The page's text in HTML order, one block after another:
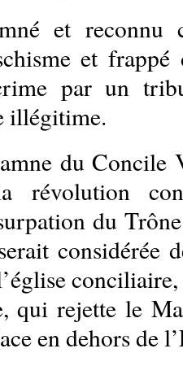
et reconnu
et frappé
par un
illégitime.
du Concile
révolution
du
considérée
qui rejette le
en dehors de